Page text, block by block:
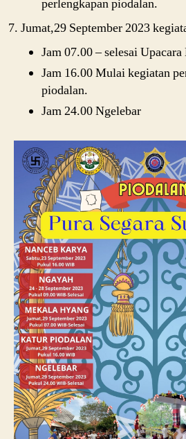
perlengkapan piodalan.
Jumat,29 September 2023
Jam 07.00 – selesai
Jam 16.00 Mulai kegiatan
piodalan.
Jam 24.00 Ngelebar